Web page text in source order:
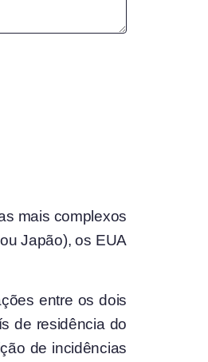
mais complexos
Japão), os EUA
entre os dois
de residência do
de incidências